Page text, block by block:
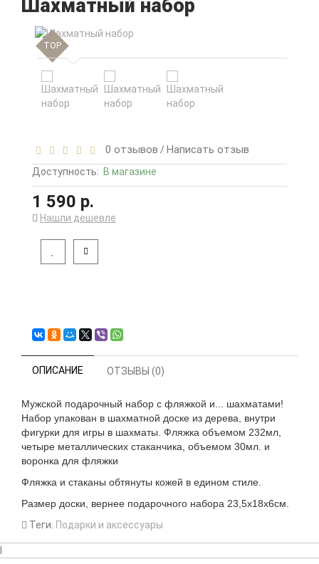
Шахматный набор
TOP
0 отзывов /Написать отзыв
Доступность: В магазине
1 590 р.
Нашли дешевле
ОПИСАНИЕ ОТЗЫВЫ (0)
Мужской подарочный набор с фляжкой и... шахматами!
Набор упакован в шахматной доске из дерева, внутри
фигурки для игры в шахматы. Фляжка объемом 232мл,
четыре металлических стаканчика, объемом 30мл. и
воронка для фляжки
Фляжка и стаканы обтянуты кожей в едином стиле.
Размер доски, вернее подарочного набора 23,5х18х6см.
Теги: Подарки и аксессуары